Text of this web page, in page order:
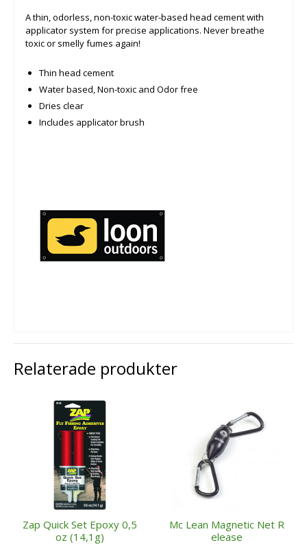
A thin, odorless, non-toxic water-based head cement with
applicator system for precise applications. Never breathe
toxic or smelly fumes again!
Thin head cement
Water based, Non-toxic and Odor free
Dries clear
Includes applicator brush
Relaterade produkter
Zap Quick Set Epoxy 0,5
oz (14,1g)
Mc Lean Magnetic Net R
elease